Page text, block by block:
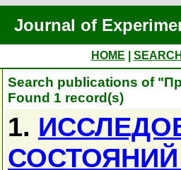
Journal of
HOME
Search publications of
Found 1 record(s)
1.